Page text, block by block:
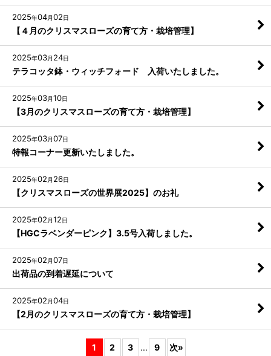
2025年04月02日
【４月のクリスマスローズの育て方・栽培管理】
2025年03月 24日
テラコッタ鉢・ウィッチフォード 入荷いたしました。
2025年03月10日
【3月のクリスマスローズの育て方・栽培管理】
2025年03月07日
特報コーナー更新いたしました。
2025年02 月 26日
【クリスマスローズの世界展2025】のお礼
2025年02 月12日
【HGCラベンダーピンク】3.5号入荷しました。
2025年02 月07日
出荷品の到着遅延について
2025年02 月04日
【2月のクリスマスローズの育て方・栽培管理】
1 2 3 ... 9 次»